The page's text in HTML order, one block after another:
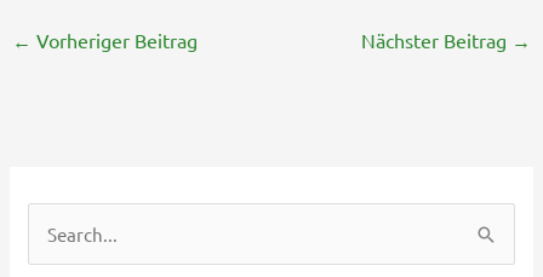
← Vorheriger Beitrag Nächster Beitrag →